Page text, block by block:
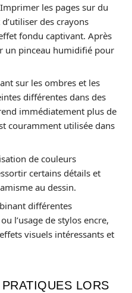
Imprimer les pages sur du
des crayons
fondu captivant. Après
un pinceau humidifié pour
sur les ombres et les
différentes dans des
immédiatement plus de
couramment utilisée dans
de couleurs
certains détails et
au dessin.
différentes
l’usage de stylos encre,
visuels intéressants et
LORS